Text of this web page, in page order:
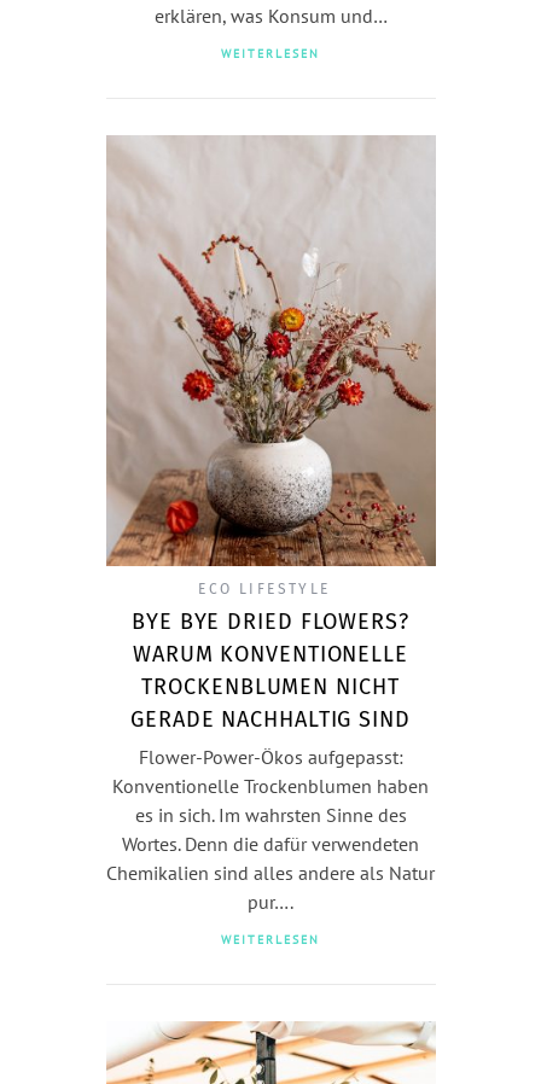
erklären, was Konsum und…
WEITERLESEN
ECO LIFESTYLE
BYE BYE DRIED FLOWERS?
WARUM KONVENTIONELLE
TROCKENBLUMEN NICHT
GERADE NACHHALTIG SIND
Flower-Power-Ökos aufgepasst:
Konventionelle Trockenblumen haben
es in sich. Im wahrsten Sinne des
Wortes. Denn die dafür verwendeten
Chemikalien sind alles andere als Natur
pur….
WEITERLESEN